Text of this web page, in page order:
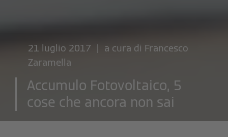
21 luglio 2017 | a cura di Francesco
Zaramella
Accumulo Fotovoltaico, 5
cose che ancora non sai